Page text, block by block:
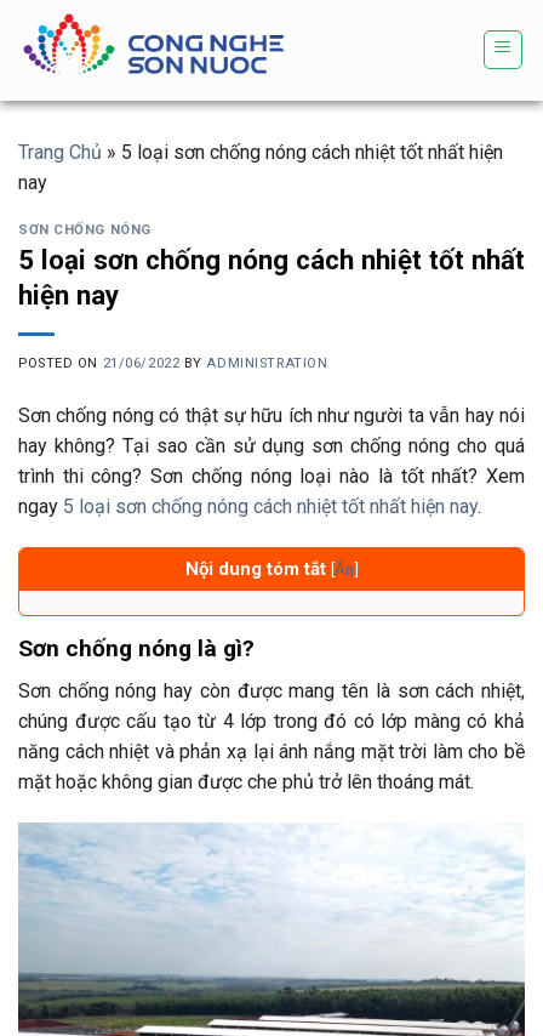
content
Trang Chủ » 5 loại sơn chống nóng cách nhiệt tốt nhất hiện
nay
SƠN CHỐNG NÓNG
5 loại sơn chống nóng cách nhiệt tốt nhất
hiện nay
POSTED ON 21/06/2022BYADMINISTRATION
Sơn chống nóng có thật sự hữu ích như người ta vẫn hay nói
hay không? Tại sao cần sử dụng sơn chống nóng cho quá
trình thi công? Sơn chống nóng loại nào là tốt nhất? Xem
ngay 5 loại sơn chống nóng cách nhiệt tốt nhất hiện nay.
Nội dung tóm tắt [Ẩn]
Sơn chống nóng là gì?
Sơn chống nóng hay còn được mang tên là sơn cách nhiệt,
chúng được cấu tạo từ 4 lớp trong đó có lớp màng có khả
năng cách nhiệt và phản xạ lại ánh nắng mặt trời làm cho bề
mặt hoặc không gian được che phủ trở lên thoáng mát.